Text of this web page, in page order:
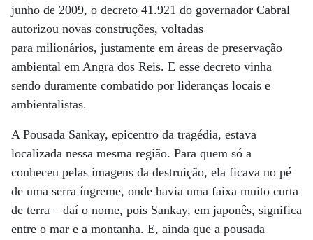
junho de 2009, o decreto 41.921 do governador Cabral
autorizou novas construções, voltadas
para milionários, justamente em áreas de preservação
ambiental em Angra dos Reis. E esse decreto vinha
sendo duramente combatido por lideranças locais e
ambientalistas.
A Pousada Sankay, epicentro da tragédia, estava
localizada nessa mesma região. Para quem só a
conheceu pelas imagens da destruição, ela ficava no pé
de uma serra íngreme, onde havia uma faixa muito curta
de terra – daí o nome, pois Sankay, em japonês, significa
entre o mar e a montanha. E, ainda que a pousada